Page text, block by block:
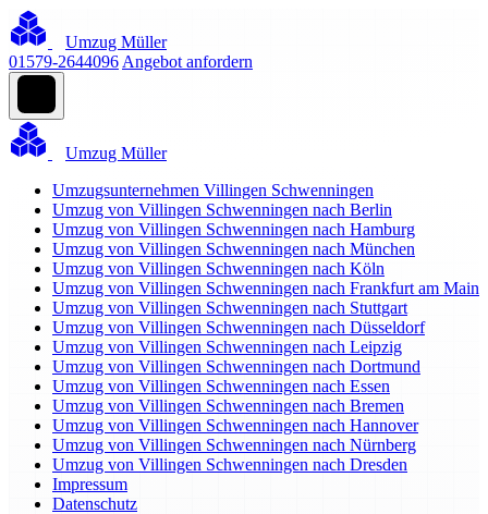
Umzug Müller
01579-2644096 Angebot anfordern
Umzug Müller
Umzugsunternehmen Villingen Schwenningen
Umzug von Villingen Schwenningen nach Berlin
Umzug von Villingen Schwenningen nach Hamburg
Umzug von Villingen Schwenningen nach München
Umzug von Villingen Schwenningen nach Köln
Umzug von Villingen Schwenningen nach Frankfurt am Main
Umzug von Villingen Schwenningen nach Stuttgart
Umzug von Villingen Schwenningen nach Düsseldorf
Umzug von Villingen Schwenningen nach Leipzig
Umzug von Villingen Schwenningen nach Dortmund
Umzug von Villingen Schwenningen nach Essen
Umzug von Villingen Schwenningen nach Bremen
Umzug von Villingen Schwenningen nach Hannover
Umzug von Villingen Schwenningen nach Nürnberg
Umzug von Villingen Schwenningen nach Dresden
Impressum
Datenschutz